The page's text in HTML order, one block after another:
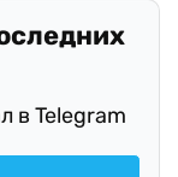
в Telegram